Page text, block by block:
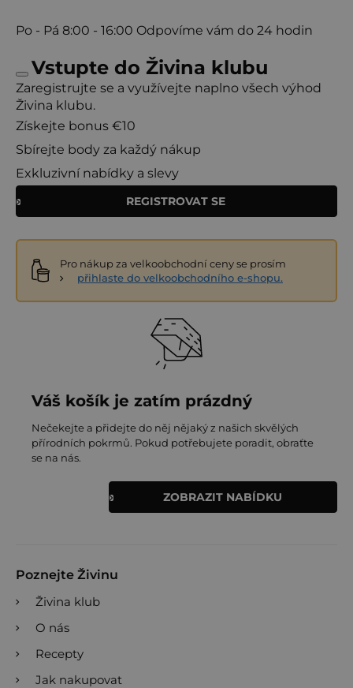
Po - Pá 8:00 - 16:00 Odpovíme vám do 24 hodin
Vstupte do Živina klubu
Zaregistrujte se a využívejte naplno všech výhod
Živina klubu.
Získejte bonus €10
Sbírejte body za každý nákup
Exkluzivní nabídky a slevy
REGISTROVAT SE
Pro nákup za velkoobchodní ceny se prosím
přihlaste do velkoobchodního e-shopu.
Váš košík je zatím prázdný
Nečekejte a přidejte do něj nějaký z našich skvělých
přírodních pokrmů. Pokud potřebujete poradit, obraťte
se na nás.
ZOBRAZIT NABÍDKU
Poznejte Živinu
Živina klub
O nás
Recepty
Jak nakupovat